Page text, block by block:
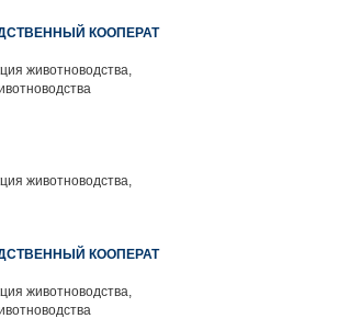
КООПЕРАТ
животноводства,
животноводства,
КООПЕРАТ
животноводства,